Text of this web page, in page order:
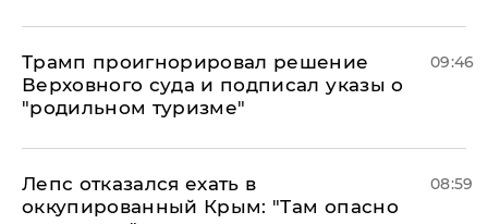
Трамп проигнорировал решение
Верховного суда и подписал указы о
"родильном туризме"
09:46
Лепс отказался ехать в
оккупированный Крым: "Там опасно
08:59